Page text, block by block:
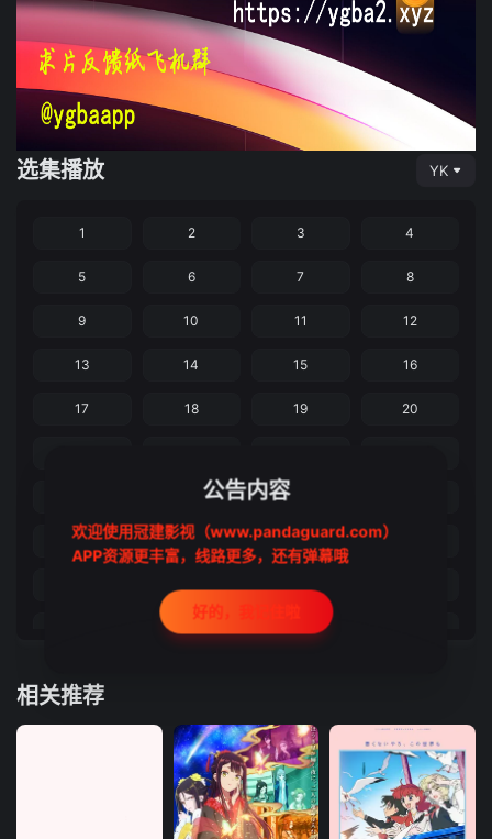
选集播放 YK
1 2 3 4
5 6 7 8
9 10 11 12
13 14 15 16
17 18 19 20
29 30 31
相关推荐
公告内容
欢迎使用冠建影视（www.pandaguard.com）
APP资源更丰富，线路更多，还有弹幕哦
好的，我记住啦